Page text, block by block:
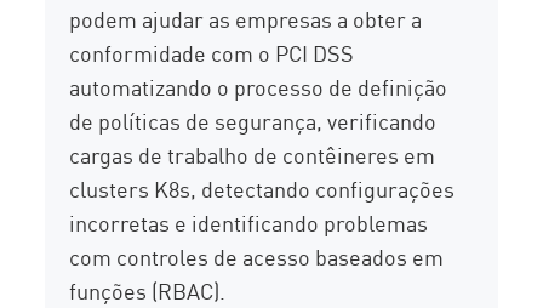
podem ajudar as empresas a obter a
conformidade com o PCI DSS
automatizando o processo de definição
de políticas de segurança, verificando
cargas de trabalho de contêineres em
clusters K8s, detectando configurações
incorretas e identificando problemas
com controles de acesso baseados em
funções (RBAC).